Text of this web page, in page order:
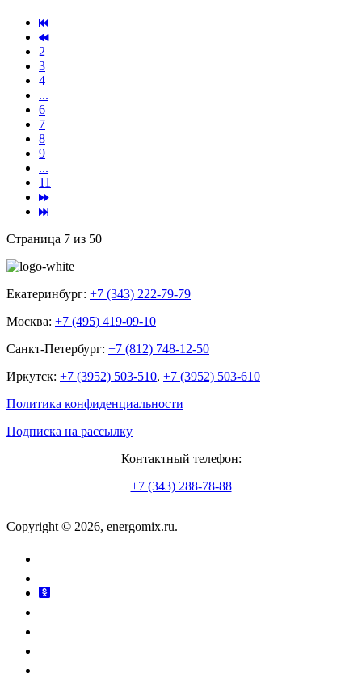
2
3
4
...
6
7
8
9
...
11
Страница 7 из 50
Екатеринбург: +7 (343) 222-79-79
Москва: +7 (495) 419-09-10
Санкт-Петербург: +7 (812) 748-12-50
Иркутск: +7 (3952) 503-510, +7 (3952) 503-610
Политика конфиденциальности
Подписка на рассылку
Контактный телефон:
+7 (343) 288-78-88
Copyright © 2026, energomix.ru.